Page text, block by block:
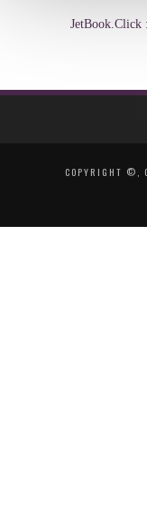
JetBook.Click
COPYRIGHT ©,